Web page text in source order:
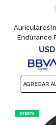
Auriculares
Endurance
USD